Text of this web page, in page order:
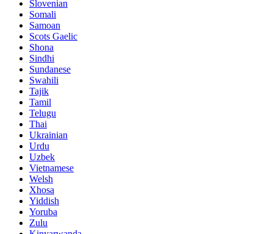
Slovenian
Somali
Samoan
Scots Gaelic
Shona
Sindhi
Sundanese
Swahili
Tajik
Tamil
Telugu
Thai
Ukrainian
Urdu
Uzbek
Vietnamese
Welsh
Xhosa
Yiddish
Yoruba
Zulu